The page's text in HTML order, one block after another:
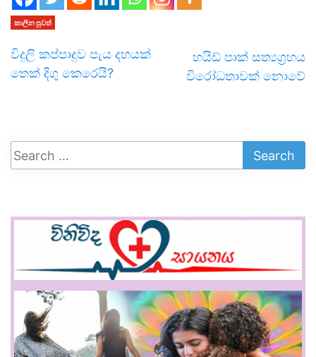
කාලීන පුවත්
විදුලි කප්පාදුව පැ‍ය දහයක්
තෙක් දිගු කෙරෙයි?
හයිඩ් පාක් සත්‍යග්‍රහය
විරෝධතාවක් නොවේ